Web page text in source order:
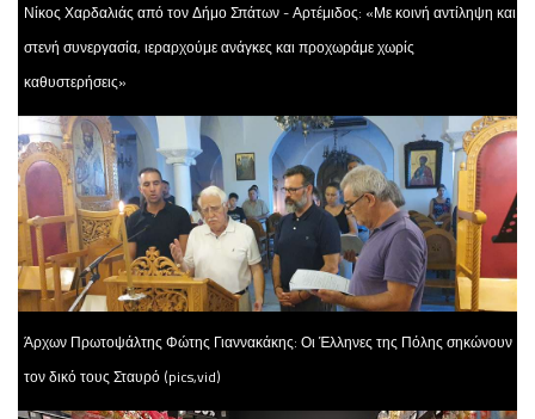
Νίκος Χαρδαλιάς από τον Δήμο Σπάτων - Αρτέμιδος: «Με κοινή αντίληψη και
στενή συνεργασία, ιεραρχούμε ανάγκες και προχωράμε χωρίς
καθυστερήσεις»
Άρχων Πρωτοψάλτης Φώτης Γιαννακάκης: Οι Έλληνες της Πόλης σηκώνουν
τον δικό τους Σταυρό (pics,vid)